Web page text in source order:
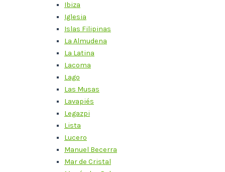
Ibiza
Iglesia
Islas Filipinas
La Almudena
La Latina
Lacoma
Lago
Las Musas
Lavapiés
Legazpi
Lista
Lucero
Manuel Becerra
Mar de Cristal